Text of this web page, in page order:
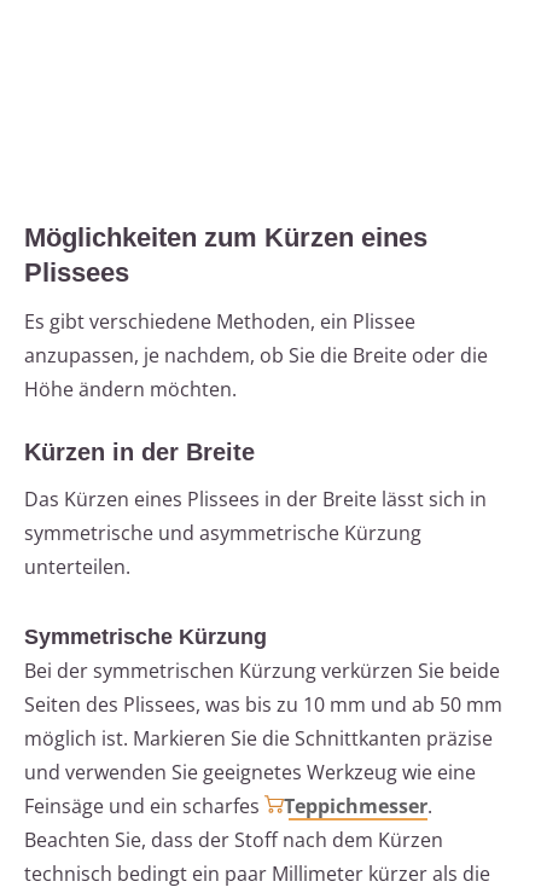
Möglichkeiten zum Kürzen eines
Plissees
Es gibt verschiedene Methoden, ein Plissee
anzupassen, je nachdem, ob Sie die Breite oder die
Höhe ändern möchten.
Kürzen in der Breite
Das Kürzen eines Plissees in der Breite lässt sich in
symmetrische und asymmetrische Kürzung
unterteilen.
Symmetrische Kürzung
Bei der symmetrischen Kürzung verkürzen Sie beide
Seiten des Plissees, was bis zu 10 mm und ab 50 mm
möglich ist. Markieren Sie die Schnittkanten präzise
und verwenden Sie geeignetes Werkzeug wie eine
Feinsäge und ein scharfes
Teppichmesser.
Beachten Sie, dass der Stoff nach dem Kürzen
technisch bedingt ein paar Millimeter kürzer als die